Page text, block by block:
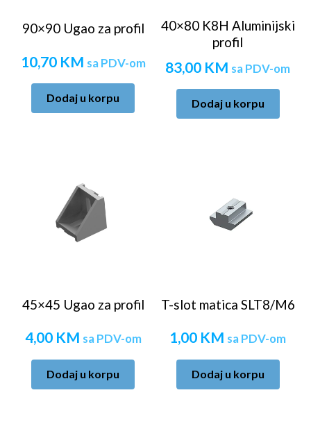
90×90 Ugao za profil
10,70 KM sa PDV-om
Dodaj u korpu
40×80 K8H Aluminijski
profil
83,00 KM sa PDV-om
Dodaj u korpu
45×45 Ugao za profil
4,00 KM sa PDV-om
Dodaj u korpu
T-slot matica SLT8/M6
1,00 KM sa PDV-om
Dodaj u korpu